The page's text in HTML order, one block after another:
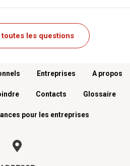
les questions
Entreprises A propos
Contacts Glossaire
pour les entreprises